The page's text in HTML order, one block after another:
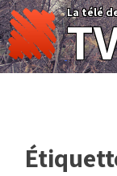
Skip
to
content
La télé